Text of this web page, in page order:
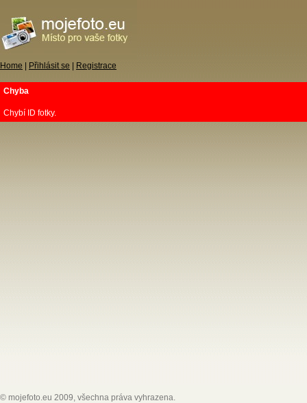
Home Přihlásit se Registrace
Chyba
Chybí ID fotky.
© mojefoto.eu 2009, všechna práva vyhrazena.